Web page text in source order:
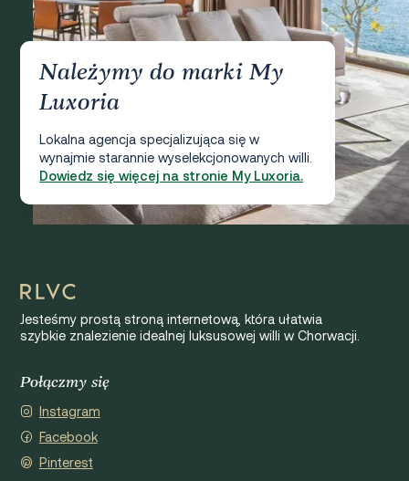
Należymy do marki My
Luxoria
Lokalna agencja specjalizująca się w
wynajmie starannie wyselekcjonowanych willi.
Dowiedz się więcej na stronie My Luxoria.
Jesteśmy prostą stroną internetową, która ułatwia
szybkie znalezienie idealnej luksusowej willi w Chorwacji.
Połączmy się
Instagram
Facebook
Pinterest